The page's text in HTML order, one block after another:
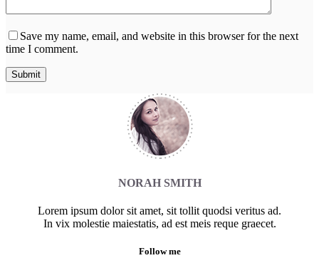
Save my name, email, and website in this browser for the next
time I comment.
NORAH SMITH
Lorem ipsum dolor sit amet, sit tollit quodsi veritus ad.
In vix molestie maiestatis, ad est meis reque graecet.
Follow me